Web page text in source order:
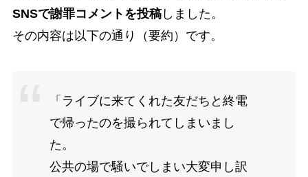
SNSで謝罪コメントを投稿しました。
その内容は以下の通り（要約）です。
「ライブに来てくれた友だちと終電
で帰ったのを撮られてしまいまし
た。
公共の場で騒いでしまい大変申し訳